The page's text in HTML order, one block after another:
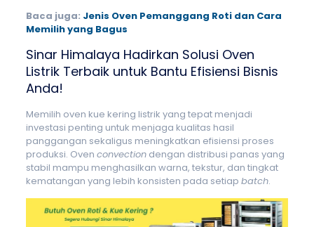
Baca juga: Jenis Oven Pemanggang Roti dan Cara
Memilih yang Bagus
Sinar Himalaya Hadirkan Solusi Oven
Listrik Terbaik untuk Bantu Efisiensi Bisnis
Anda!
Memilih oven kue kering listrik yang tepat menjadi
investasi penting untuk menjaga kualitas hasil
panggangan sekaligus meningkatkan efisiensi proses
produksi. Oven convectiondengan distribusi panas yang
stabil mampu menghasilkan warna, tekstur, dan tingkat
kematangan yang lebih konsisten pada setiap batch.